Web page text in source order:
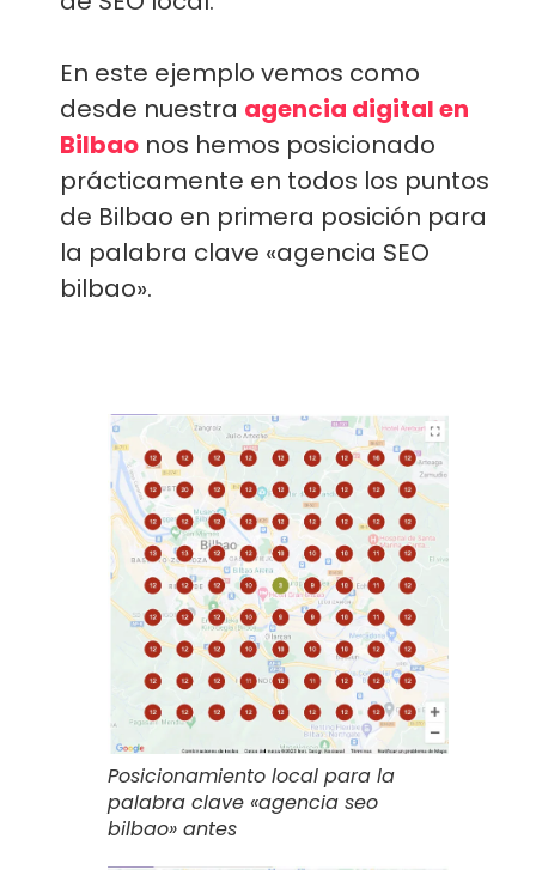
En este ejemplo vemos como
desde nuestra agencia digital en
Bilbao nos hemos posicionado
prácticamente en todos los puntos
de Bilbao en primera posición para
la palabra clave «agencia SEO
bilbao».
Posicionamiento local para la
palabra clave «agencia seo
bilbao» antes